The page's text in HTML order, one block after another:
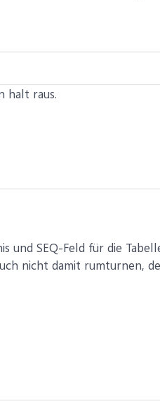
halt raus.
und SEQ-Feld für die
nicht damit rumturnen,